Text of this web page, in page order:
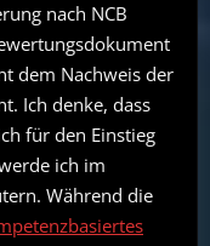
nach NCB
dem Nachweis der
Ich denke, dass
für den Einstieg
ich im
Während die